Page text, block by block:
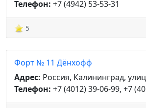
Телефон: +7 (4942) 53-53-31
5
Форт № 11 Дёнхофф
Адрес: Россия, Калининград,
Телефон: +7 (4012) 39-06-99, +7